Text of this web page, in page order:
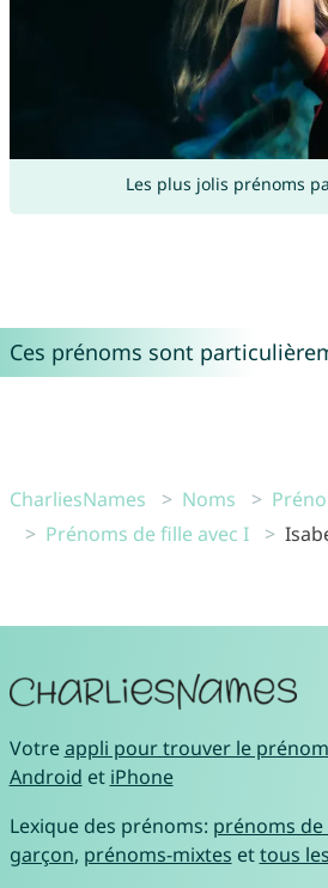
Les plus jolis prénoms
Ces prénoms sont
CharliesNames Noms
Prénoms de fille avec I
Votreappli pour trouver le
Android et iPhone
Lexique des prénoms: prénoms
garçon, prénoms-mixtes ettous